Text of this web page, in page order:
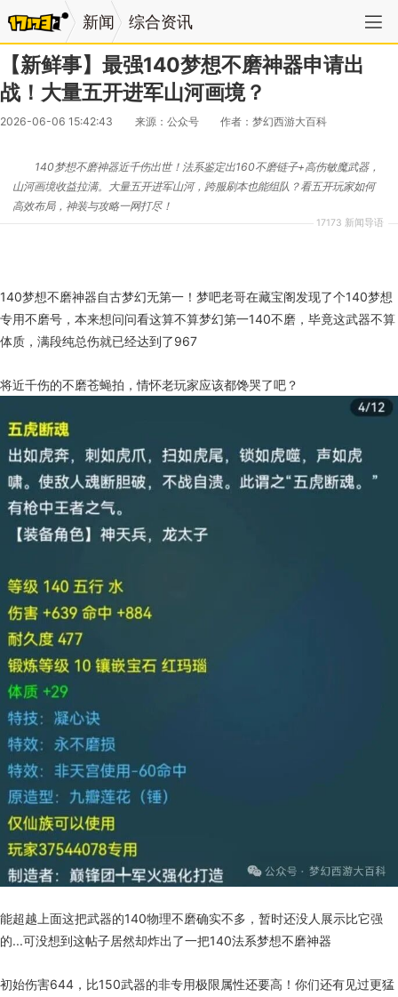
新闻 综合资讯
【新鲜事】最强140梦想不磨神器申请出
战！大量五开进军山河画境？
2026-06-06 15:42:43 来源：公众号 作者：梦幻西游大百科
17173 新闻导语
140梦想不磨神器近千伤出世！法系鉴定出160不磨链子+高伤敏魔武器，
山河画境收益拉满。大量五开进军山河，跨服刷本也能组队？看五开玩家如何
高效布局，神装与攻略一网打尽！
140梦想不磨神器自古梦幻无第一！梦吧老哥在藏宝阁发现了个140梦想
专用不磨号，本来想问问看这算不算梦幻第一140不磨，毕竟这武器不算
体质，满段纯总伤就已经达到了967
将近千伤的不磨苍蝇拍，情怀老玩家应该都馋哭了吧？
能超越上面这把武器的140物理不磨确实不多，暂时还没人展示比它强
的...可没想到这帖子居然却炸出了一把140法系梦想不磨神器
初始伤害644，比150武器的非专用极限属性还要高！你们还有见过更猛